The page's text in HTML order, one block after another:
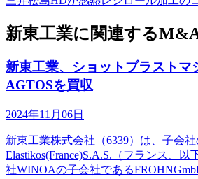
新東工業に関連する
新東工業、ショットブラストマ
AGTOSを買収
2024年11月06日
新東工業株式会社（6339）は、子会
Elastikos(France)S.A.S.（フランス、以
社WINOAの子会社である